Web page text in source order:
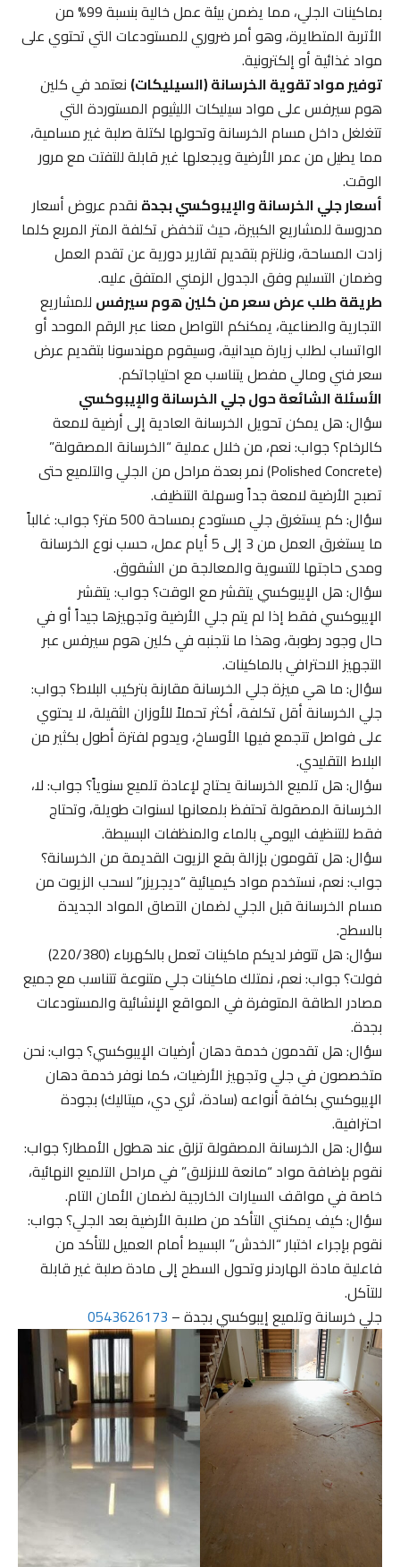
بماكينات الجلي، مما يضمن بيئة عمل خالية بنسبة 99% من
الأتربة المتطايرة، وهو أمر ضروري للمستودعات التي تحتوي على
مواد غذائية أو إلكترونية.
توفير مواد تقوية الخرسانة (السيليكات)نعتمد في كلين
هوم سيرفس على مواد سيليكات الليثيوم المستوردة التي
تتغلغل داخل مسام الخرسانة وتحولها لكتلة صلبة غير مسامية،
مما يطيل من عمر الأرضية ويجعلها غير قابلة للتفتت مع مرور
الوقت.
أسعار جلي الخرسانة والإيبوكسي بجدةنقدم عروض أسعار
مدروسة للمشاريع الكبيرة، حيث تنخفض تكلفة المتر المربع كلما
زادت المساحة، ونلتزم بتقديم تقارير دورية عن تقدم العمل
وضمان التسليم وفق الجدول الزمني المتفق عليه.
طريقة طلب عرض سعر من كلين هوم سيرفسللمشاريع
التجارية والصناعية، يمكنكم التواصل معنا عبر الرقم الموحد أو
الواتساب لطلب زيارة ميدانية، وسيقوم مهندسونا بتقديم عرض
سعر فني ومالي مفصل يتناسب مع احتياجاتكم.
الأسئلة الشائعة حول جلي الخرسانة والإيبوكسي
سؤال: هل يمكن تحويل الخرسانة العادية إلى أرضية لامعة
كالرخام؟ جواب: نعم، من خلال عملية “الخرسانة المصقولة”
(Polished Concrete) نمر بعدة مراحل من الجلي والتلميع حتى
تصبح الأرضية لامعة جداً وسهلة التنظيف.
سؤال: كم يستغرق جلي مستودع بمساحة 500 متر؟ جواب: غالباً
ما يستغرق العمل من 3 إلى 5 أيام عمل، حسب نوع الخرسانة
ومدى حاجتها للتسوية والمعالجة من الشقوق.
سؤال: هل الإيبوكسي يتقشر مع الوقت؟ جواب: يتقشر
الإيبوكسي فقط إذا لم يتم جلي الأرضية وتجهيزها جيداً أو في
حال وجود رطوبة، وهذا ما نتجنبه في كلين هوم سيرفس عبر
التجهيز الاحترافي بالماكينات.
سؤال: ما هي ميزة جلي الخرسانة مقارنة بتركيب البلاط؟ جواب:
جلي الخرسانة أقل تكلفة، أكثر تحملاً للأوزان الثقيلة، لا يحتوي
على فواصل تتجمع فيها الأوساخ، ويدوم لفترة أطول بكثير من
البلاط التقليدي.
سؤال: هل تلميع الخرسانة يحتاج لإعادة تلميع سنوياً؟ جواب: لا،
الخرسانة المصقولة تحتفظ بلمعانها لسنوات طويلة، وتحتاج
فقط للتنظيف اليومي بالماء والمنظفات البسيطة.
سؤال: هل تقومون بإزالة بقع الزيوت القديمة من الخرسانة؟
جواب: نعم، نستخدم مواد كيميائية “ديجريزر” لسحب الزيوت من
مسام الخرسانة قبل الجلي لضمان التصاق المواد الجديدة
بالسطح.
سؤال: هل تتوفر لديكم ماكينات تعمل بالكهرباء (220/380)
فولت؟ جواب: نعم، نمتلك ماكينات جلي متنوعة تتناسب مع جميع
مصادر الطاقة المتوفرة في المواقع الإنشائية والمستودعات
بجدة.
سؤال: هل تقدمون خدمة دهان أرضيات الإيبوكسي؟ جواب: نحن
متخصصون في جلي وتجهيز الأرضيات، كما نوفر خدمة دهان
الإيبوكسي بكافة أنواعه (سادة، ثري دي، ميتاليك) بجودة
احترافية.
سؤال: هل الخرسانة المصقولة تزلق عند هطول الأمطار؟ جواب:
نقوم بإضافة مواد “مانعة للانزلاق” في مراحل التلميع النهائية،
خاصة في مواقف السيارات الخارجية لضمان الأمان التام.
سؤال: كيف يمكنني التأكد من صلابة الأرضية بعد الجلي؟ جواب:
نقوم بإجراء اختبار “الخدش” البسيط أمام العميل للتأكد من
فاعلية مادة الهاردنر وتحول السطح إلى مادة صلبة غير قابلة
للتآكل.
جلي خرسانة وتلميع إيبوكسي بجدة –0543626173